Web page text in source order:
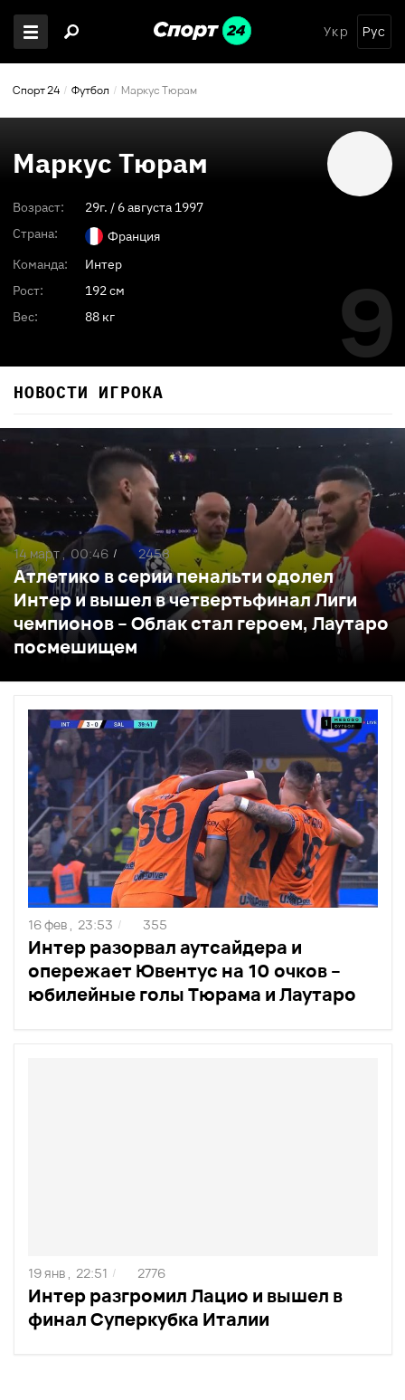
Укр Рус
Спорт 24 Футбол Маркус Тюрам
Маркус Тюрам
Возраст: 29г. / 6 августа 1997
Страна:
Франция
Команда:
Интер
Рост:
192 см
Вес:
88 кг 9
НОВОСТИ ИГРОКА
Атлетико в серии пенальти одолел
Интер и вышел в четвертьфинал Лиги
чемпионов – Облак стал героем, Лаутаро
посмешищем
14 март , 00:46 / 2458
Интер разорвал аутсайдера и
опережает Ювентус на 10 очков –
юбилейные голы Тюрама и Лаутаро
16 фев , 23:53 / 355
Интер разгромил Лацио и вышел в
финал Суперкубка Италии
19 янв , 22:51 / 2776